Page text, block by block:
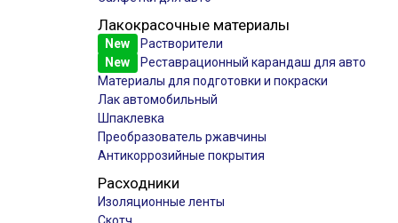
Лакокрасочные материалы
New
Растворители
New
Реставрационный карандаш для авто
Материалы для подготовки и покраски
Лак автомобильный
Шпаклевка
Преобразователь ржавчины
Антикоррозийные покрытия
Расходники
Изоляционные ленты